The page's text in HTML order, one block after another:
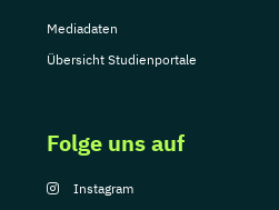
Mediadaten
Übersicht Studienportale
Folge uns auf
Instagram